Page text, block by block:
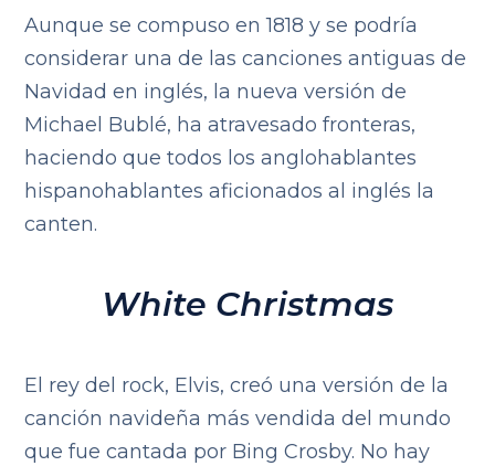
Aunque se compuso en 1818 y se podría
considerar una de las canciones antiguas de
Navidad en inglés, la nueva versión de
Michael Bublé, ha atravesado fronteras,
haciendo que todos los anglohablantes
hispanohablantes aficionados al inglés la
canten.
White Christmas
El rey del rock, Elvis, creó una versión de la
canción navideña más vendida del mundo
que fue cantada por Bing Crosby. No hay